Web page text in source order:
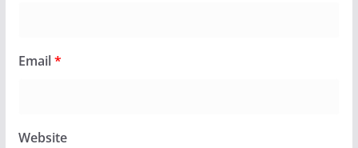
Email*
Website